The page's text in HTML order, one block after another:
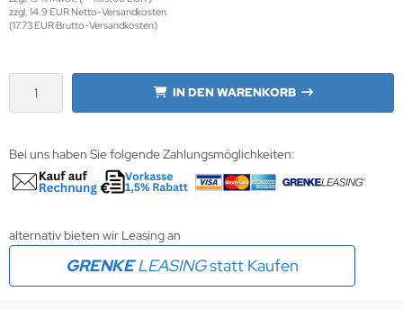
zzgl. 14.9 EUR Netto-Versandkosten
(17.73 EUR Brutto-Versandkosten)
IN DEN WARENKORB
Bei uns haben Sie folgende Zahlungsmöglichkeiten:
alternativ bieten wir Leasing an
GRENKELEASINGstatt Kaufen
GmbH